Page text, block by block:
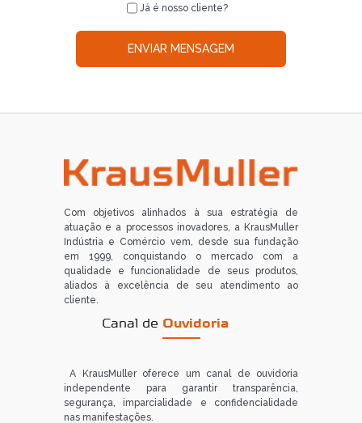
Já é nosso cliente?
ENVIAR MENSAGEM
Com objetivos alinhados à sua estratégia de
atuação e a processos inovadores, a KrausMuller
Indústria e Comércio vem, desde sua fundação
em 1999, conquistando o mercado com a
qualidade e funcionalidade de seus produtos,
aliados à excelência de seu atendimento ao
cliente.
Canal de Ouvidoria
A KrausMuller oferece um canal de ouvidoria
independente para garantir transparência,
segurança, imparcialidade e confidencialidade
nas manifestações.